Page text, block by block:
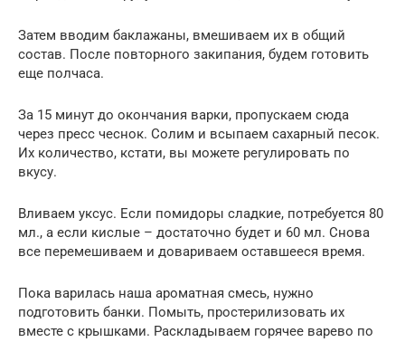
Затем вводим баклажаны, вмешиваем их в общий
состав. После повторного закипания, будем готовить
еще полчаса.
За 15 минут до окончания варки, пропускаем сюда
через пресс чеснок. Солим и всыпаем сахарный песок.
Их количество, кстати, вы можете регулировать по
вкусу.
Вливаем уксус. Если помидоры сладкие, потребуется 80
мл., а если кислые – достаточно будет и 60 мл. Снова
все перемешиваем и довариваем оставшееся время.
Пока варилась наша ароматная смесь, нужно
подготовить банки. Помыть, простерилизовать их
вместе с крышками. Раскладываем горячее варево по